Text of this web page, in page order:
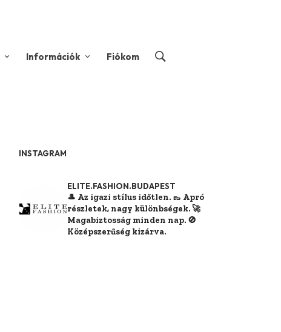
Információk Fiókom
INSTAGRAM
ELITE.FASHION.BUDAPEST
🎩 Az igazi stílus időtlen. 👞 Apró
részletek, nagy különbségek.🚀
Magabiztosság minden nap. 🚫
Középszerűség kizárva.